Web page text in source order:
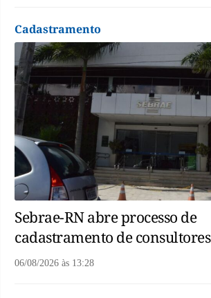
Cadastramento
Sebrae-RN abre processo de
cadastramento de consultores
06/08/2026 às 13:28